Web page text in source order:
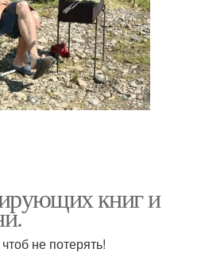
книг и
не потерять!